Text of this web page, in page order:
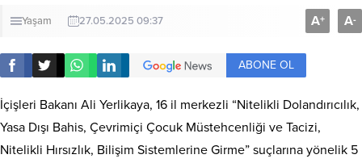
Yaşam 27.05.2025 09:37 A+ A-
ABONE OL
İçişleri Bakanı Ali Yerlikaya, 16 il merkezli “Nitelikli Dolandırıcılık,
Yasa Dışı Bahis, Çevrimiçi Çocuk Müstehcenliği ve Tacizi,
Nitelikli Hırsızlık, Bilişim Sistemlerine Girme” suçlarına yönelik 5